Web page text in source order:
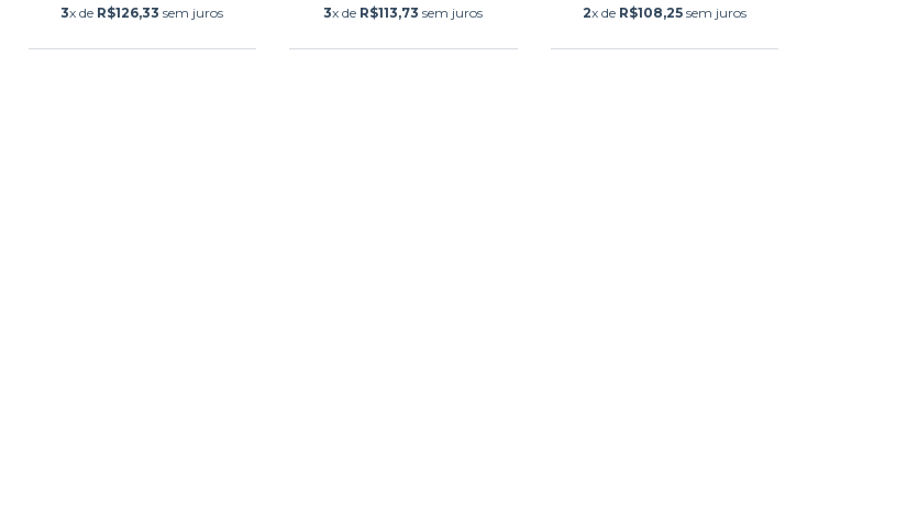
3x de R$126,33 sem juros 3x de R$113,73 sem juros 2x de R$108,25sem juros